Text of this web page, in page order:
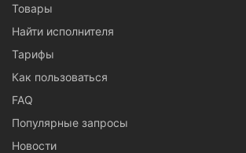
Товары
Найти исполнителя
Тарифы
Как пользоваться
FAQ
Популярные запросы
Новости